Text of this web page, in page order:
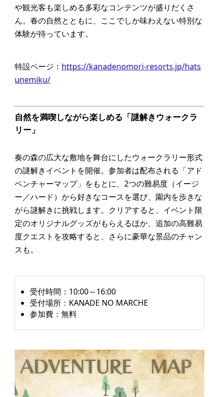
や観光客も楽しめる多彩なコンテンツが盛りだくさ
ん。春の自然とともに、ここでしか味わえない特別な
体験が待っています。
特設ページ： https://kanadenomori-resorts.jp/hats
unemiku/
自然を満喫しながら楽しめる「謎解きウォークラ
リー」
奏の森の広大な敷地を舞台にしたウォークラリー形式
の謎解きイベントを開催。参加者は配布される「アド
ベンチャーマップ」をもとに、2つの難易度（イージ
ー／ハード）から好きなコースを選び、園内を歩きな
がら謎解きに挑戦します。クリアすると、イベント限
定のオリジナルグッズがもらえるほか、追加の高難易
度クエストを攻略すると、さらに豪華な景品のチャン
スも。
受付時間：10:00～16:00
受付場所：KANADE NO MARCHE
参加費：無料